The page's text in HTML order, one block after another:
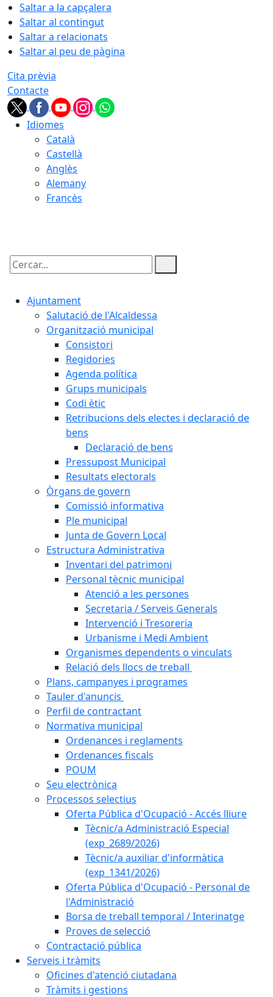
Saltar a la capçalera
Saltar al contingut
Saltar a relacionats
Saltar al peu de pàgina
Cita prèvia
Contacte
Idiomes
Català
Castellà
Anglès
Alemany
Francès
Cercar:
Ajuntament
Salutació de l'Alcaldessa
Organització municipal
Consistori
Regidories
Agenda política
Grups municipals
Codi ètic
Retribucions dels electes i declaració de
bens
Declaració de bens
Pressupost Municipal
Resultats electorals
Òrgans de govern
Comissió informativa
Ple municipal
Junta de Govern Local
Estructura Administrativa
Inventari del patrimoni
Personal tècnic municipal
Atenció a les persones
Secretaria / Serveis Generals
Intervenció i Tresoreria
Urbanisme i Medi Ambient
Organismes dependents o vinculats
Relació dels llocs de treball
Plans, campanyes i programes
Tauler d'anuncis
Perfil de contractant
Normativa municipal
Ordenances i reglaments
Ordenances fiscals
POUM
Seu electrònica
Processos selectius
Oferta Pública d'Ocupació - Accés lliure
Tècnic/a Administració Especial
(exp_2689/2026)
Tècnic/a auxiliar d'informàtica
(exp_1341/2026)
Oferta Pública d'Ocupació - Personal de
l'Administració
Borsa de treball temporal / Interinatge
Proves de selecció
Contractació pública
Serveis i tràmits
Oficines d'atenció ciutadana
Tràmits i gestions